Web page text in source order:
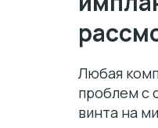
Любая
проблем с
винта на